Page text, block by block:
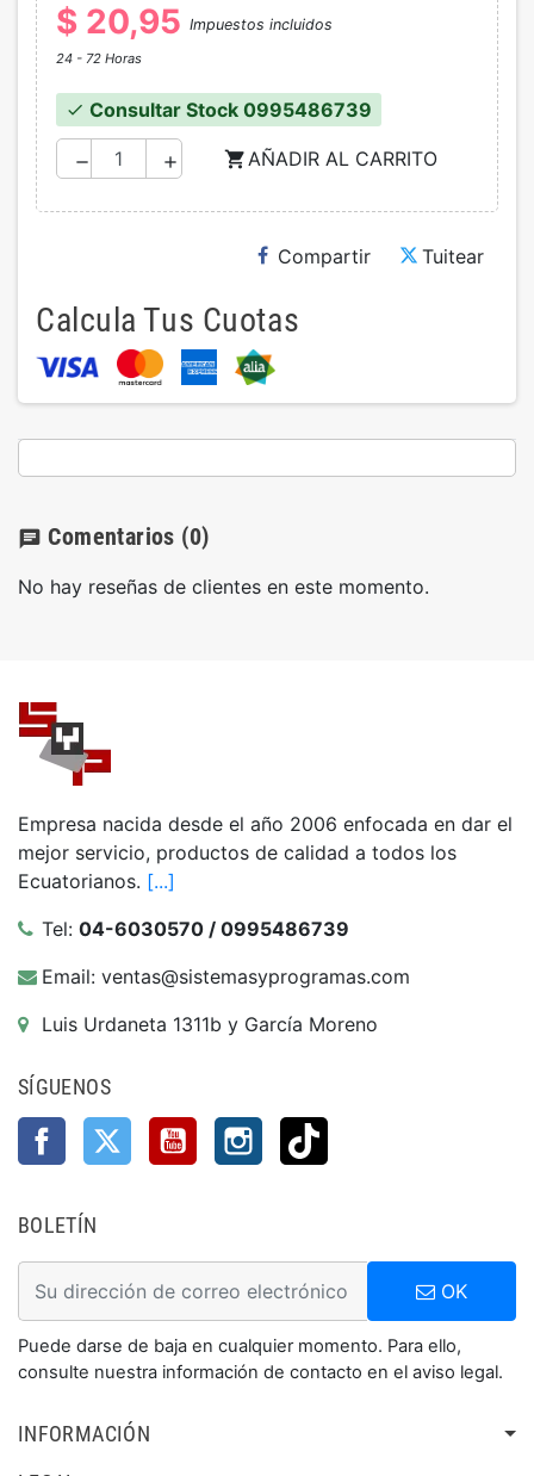
$ 20,95 Impuestos incluidos
24 - 72 Horas
check Consultar Stock 0995486739
remove add shopping_cart AÑADIR AL CARRITO
Compartir Tuitear
Calcula Tus Cuotas
chat Comentarios (0)
No hay reseñas de clientes en este momento.
Empresa nacida desde el año 2006 enfocada en dar el
mejor servicio, productos de calidad a todos los
Ecuatorianos. [...]
Tel: 04-6030570 / 0995486739
Email: ventas@sistemasyprogramas.com
Luis Urdaneta 1311b y García Moreno
SÍGUENOS
FacebookTwitter YouTube Instagram
BOLETÍN
OK
Puede darse de baja en cualquier momento. Para ello,
consulte nuestra información de contacto en el aviso legal.
INFORMACIÓN